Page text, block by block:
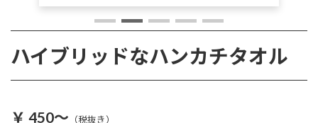
ハイブリッドなハンカチタオル
￥ 450〜 （税抜き）